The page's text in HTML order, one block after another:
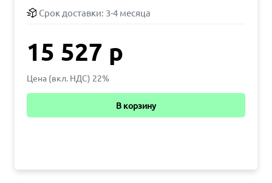
Срок доставки: 3-4 месяца
15 527 р
Цена (вкл. НДС) 22%
В корзину